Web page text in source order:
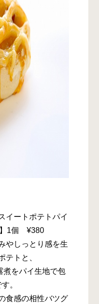
イートポテトパイ
】1個 ¥380
やしっとり感を生
テトと、
煮をパイ生地で包
。
食感の相性バツグ